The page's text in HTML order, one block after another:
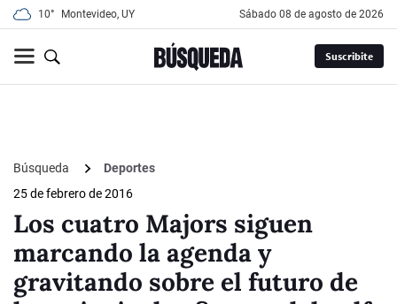
10° Montevideo, UY sábado 08 de agosto de 2026
Suscribite
Búsqueda
Deportes
25 de febrero de 2016
Los cuatro Majors siguen
marcando la agenda y
gravitando sobre el futuro de